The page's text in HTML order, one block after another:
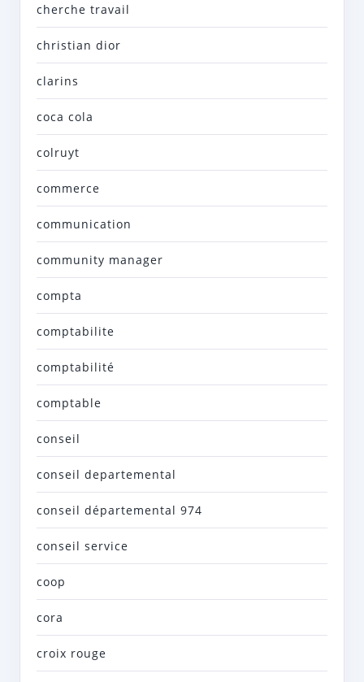
cherche travail
christian dior
clarins
coca cola
colruyt
commerce
communication
community manager
compta
comptabilite
comptabilité
comptable
conseil
conseil departemental
conseil départemental 974
conseil service
coop
cora
croix rouge